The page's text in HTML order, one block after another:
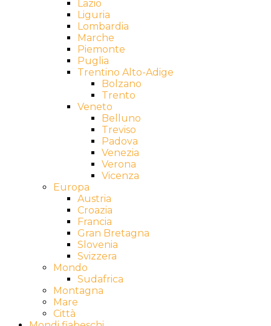
Lazio
Liguria
Lombardia
Marche
Piemonte
Puglia
Trentino Alto-Adige
Bolzano
Trento
Veneto
Belluno
Treviso
Padova
Venezia
Verona
Vicenza
Europa
Austria
Croazia
Francia
Gran Bretagna
Slovenia
Svizzera
Mondo
Sudafrica
Montagna
Mare
Città